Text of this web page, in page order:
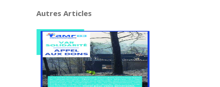
Autres Articles